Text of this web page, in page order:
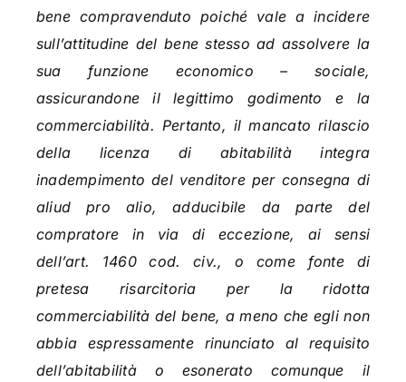
bene compravenduto poiché vale a incidere
sull’attitudine del bene stesso ad assolvere la
sua funzione economico – sociale,
assicurandone il legittimo godimento e la
commerciabilità. Pertanto, il mancato rilascio
della licenza di abitabilità integra
inadempimento del venditore per consegna di
aliud pro alio, adducibile da parte del
compratore in via di eccezione, ai sensi
dell’art. 1460 cod. civ., o come fonte di
pretesa risarcitoria per la ridotta
commerciabilità del bene, a meno che egli non
abbia espressamente rinunciato al requisito
dell’abitabilità o esonerato comunque il